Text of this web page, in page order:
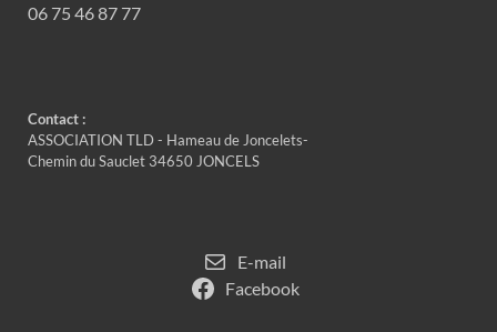
06 75 46 87 77
Contact :
ASSOCIATION TLD - Hameau de Joncelets-
Chemin du Sauclet 34650 JONCELS
E-mail
Facebook